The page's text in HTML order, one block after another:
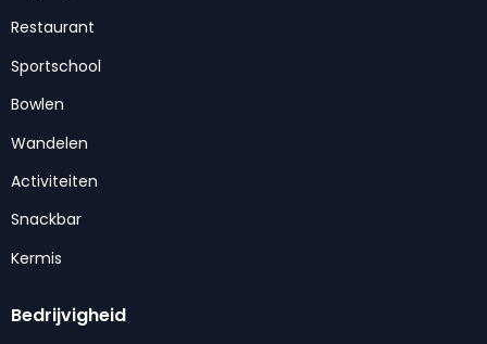
Restaurant
Sportschool
Bowlen
Wandelen
Activiteiten
Snackbar
Kermis
Bedrijvigheid